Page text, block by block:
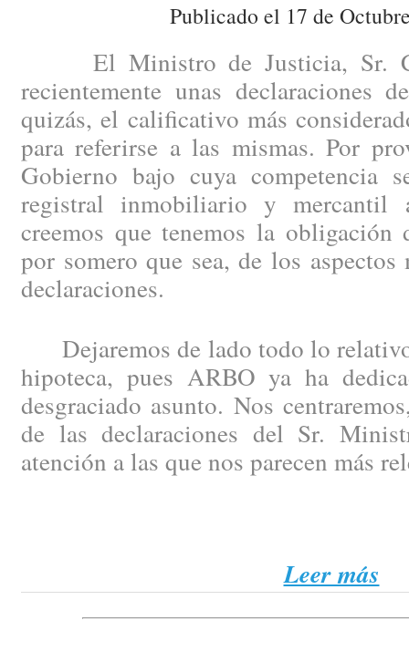
Publicado el 17 de
El Ministro de Justicia, Sr.
recientemente unas declaraciones
quizás, el calificativo más
para referirse a las mismas. Por
Gobierno bajo cuya competencia
registral inmobiliario y mercantil
creemos que tenemos la
por somero que sea, de los aspectos
declaraciones.
Dejaremos de lado todo lo relativo
hipoteca, pues ARBO ya ha
desgraciado asunto. Nos
de las declaraciones del Sr.
atención a las que nos parecen más
Leer más